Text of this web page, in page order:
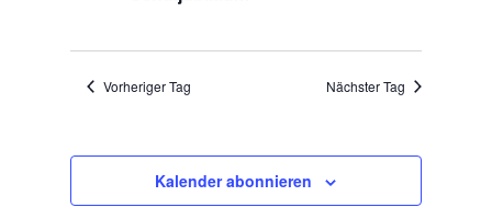
2026
Vorheriger Tag Nächster Tag
Kalender abonnieren